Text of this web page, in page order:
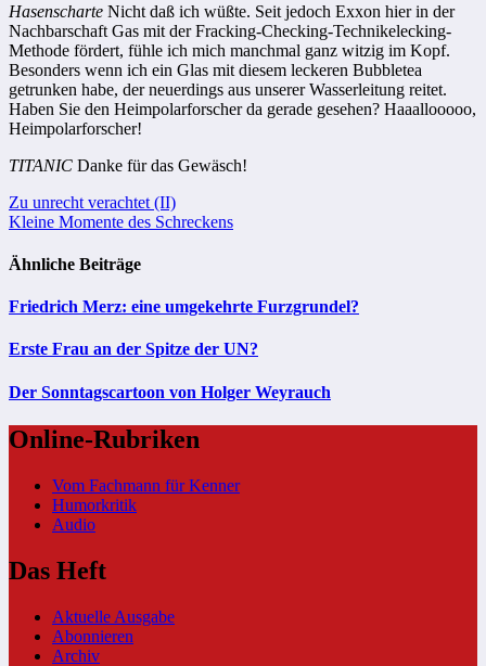
Hasenscharte Nicht daß ich wüßte. Seit jedoch Exxon hier in der
Nachbarschaft Gas mit der Fracking-Checking-Technikelecking-
Methode fördert, fühle ich mich manchmal ganz witzig im Kopf.
Besonders wenn ich ein Glas mit diesem leckeren Bubbletea
getrunken habe, der neuerdings aus unserer Wasserleitung reitet.
Haben Sie den Heimpolarforscher da gerade gesehen? Haaallooooo,
Heimpolarforscher!
TITANIC Danke für das Gewäsch!
Beitragsnavigation
Zu unrecht verachtet (II)
Kleine Momente des Schreckens
Ähnliche Beiträge
Friedrich Merz: eine umgekehrte Furzgrundel?
Erste Frau an der Spitze der UN?
Der Sonntagscartoon von Holger Weyrauch
Online-Rubriken
Vom Fachmann für Kenner
Humorkritik
Audio
Das Heft
Aktuelle Ausgabe
Abonnieren
Archiv